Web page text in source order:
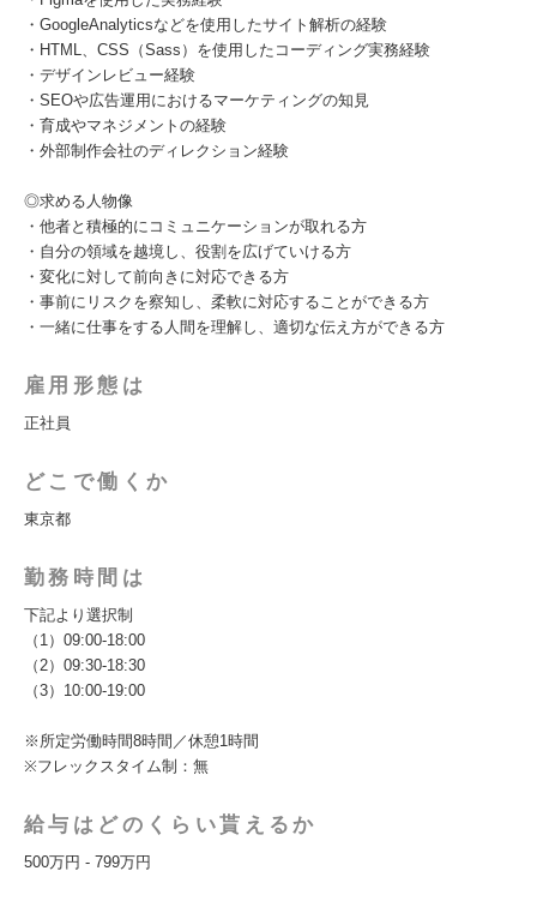
・GoogleAnalyticsなどを使用したサイト解析の経験
・HTML、CSS（Sass）を使用したコーディング実務経験
・デザインレビュー経験
・SEOや広告運用におけるマーケティングの知見
・育成やマネジメントの経験
・外部制作会社のディレクション経験
◎求める人物像
・他者と積極的にコミュニケーションが取れる方
・自分の領域を越境し、役割を広げていける方
・変化に対して前向きに対応できる方
・事前にリスクを察知し、柔軟に対応することができる方
・一緒に仕事をする人間を理解し、適切な伝え方ができる方
雇用形態は
正社員
どこで働くか
東京都
勤務時間は
下記より選択制
（1）09:00-18:00
（2）09:30-18:30
（3）10:00-19:00
※所定労働時間8時間／休憩1時間
※フレックスタイム制：無
給与はどのくらい貰えるか
500万円 - 799万円